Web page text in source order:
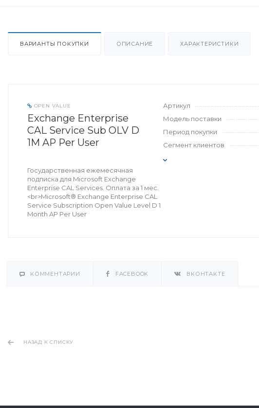
ВАРИАНТЫ ПОКУПКИ ОПИСАНИЕ ХАРАКТЕРИСТИКИ
OPEN VALUE
Exchange Enterprise
CAL Service Sub OLV D
1M AP Per User
Государственная ежемесячная
подписка для Microsoft Exchange
Enterprise CAL Services. Оплата за 1 мес.
<br>Microsoft® Exchange Enterprise CAL
Service Subscription Open Value Level D 1
Month AP Per User
Артикул
Модель поставки
Период покупки
Сегмент клиентов
КОММЕНТАРИИ FACEBOOK ВКОНТАКТЕ
НАЗАД К СПИСКУ